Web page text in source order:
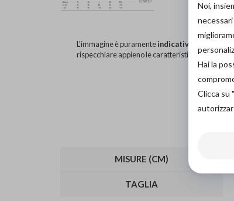
L'immagine è puramenteindicativa
rispecchiare appieno le caratteristiche del
MISURE (CM)
TAGLIA
Noi,
Hai la
Clicca su